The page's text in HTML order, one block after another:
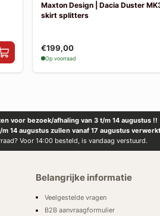
Maxton Design | Dacia Duster
skirt splitters
€199,00
Op voorraad
voor bezoek/afhaling van 3 t/m 14 augustus !!
14 augustus zullen vanaf 17 augustus
Voor 14:00 besteld, is vandaag verstuurd.
Belangrijke informatie
Veelgestelde vragen
B2B aanvraagformulier